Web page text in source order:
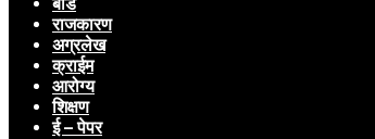
राजकारण
अग्रलेख
क्राईम
आरोग्य
शिक्षण
ई – पेपर